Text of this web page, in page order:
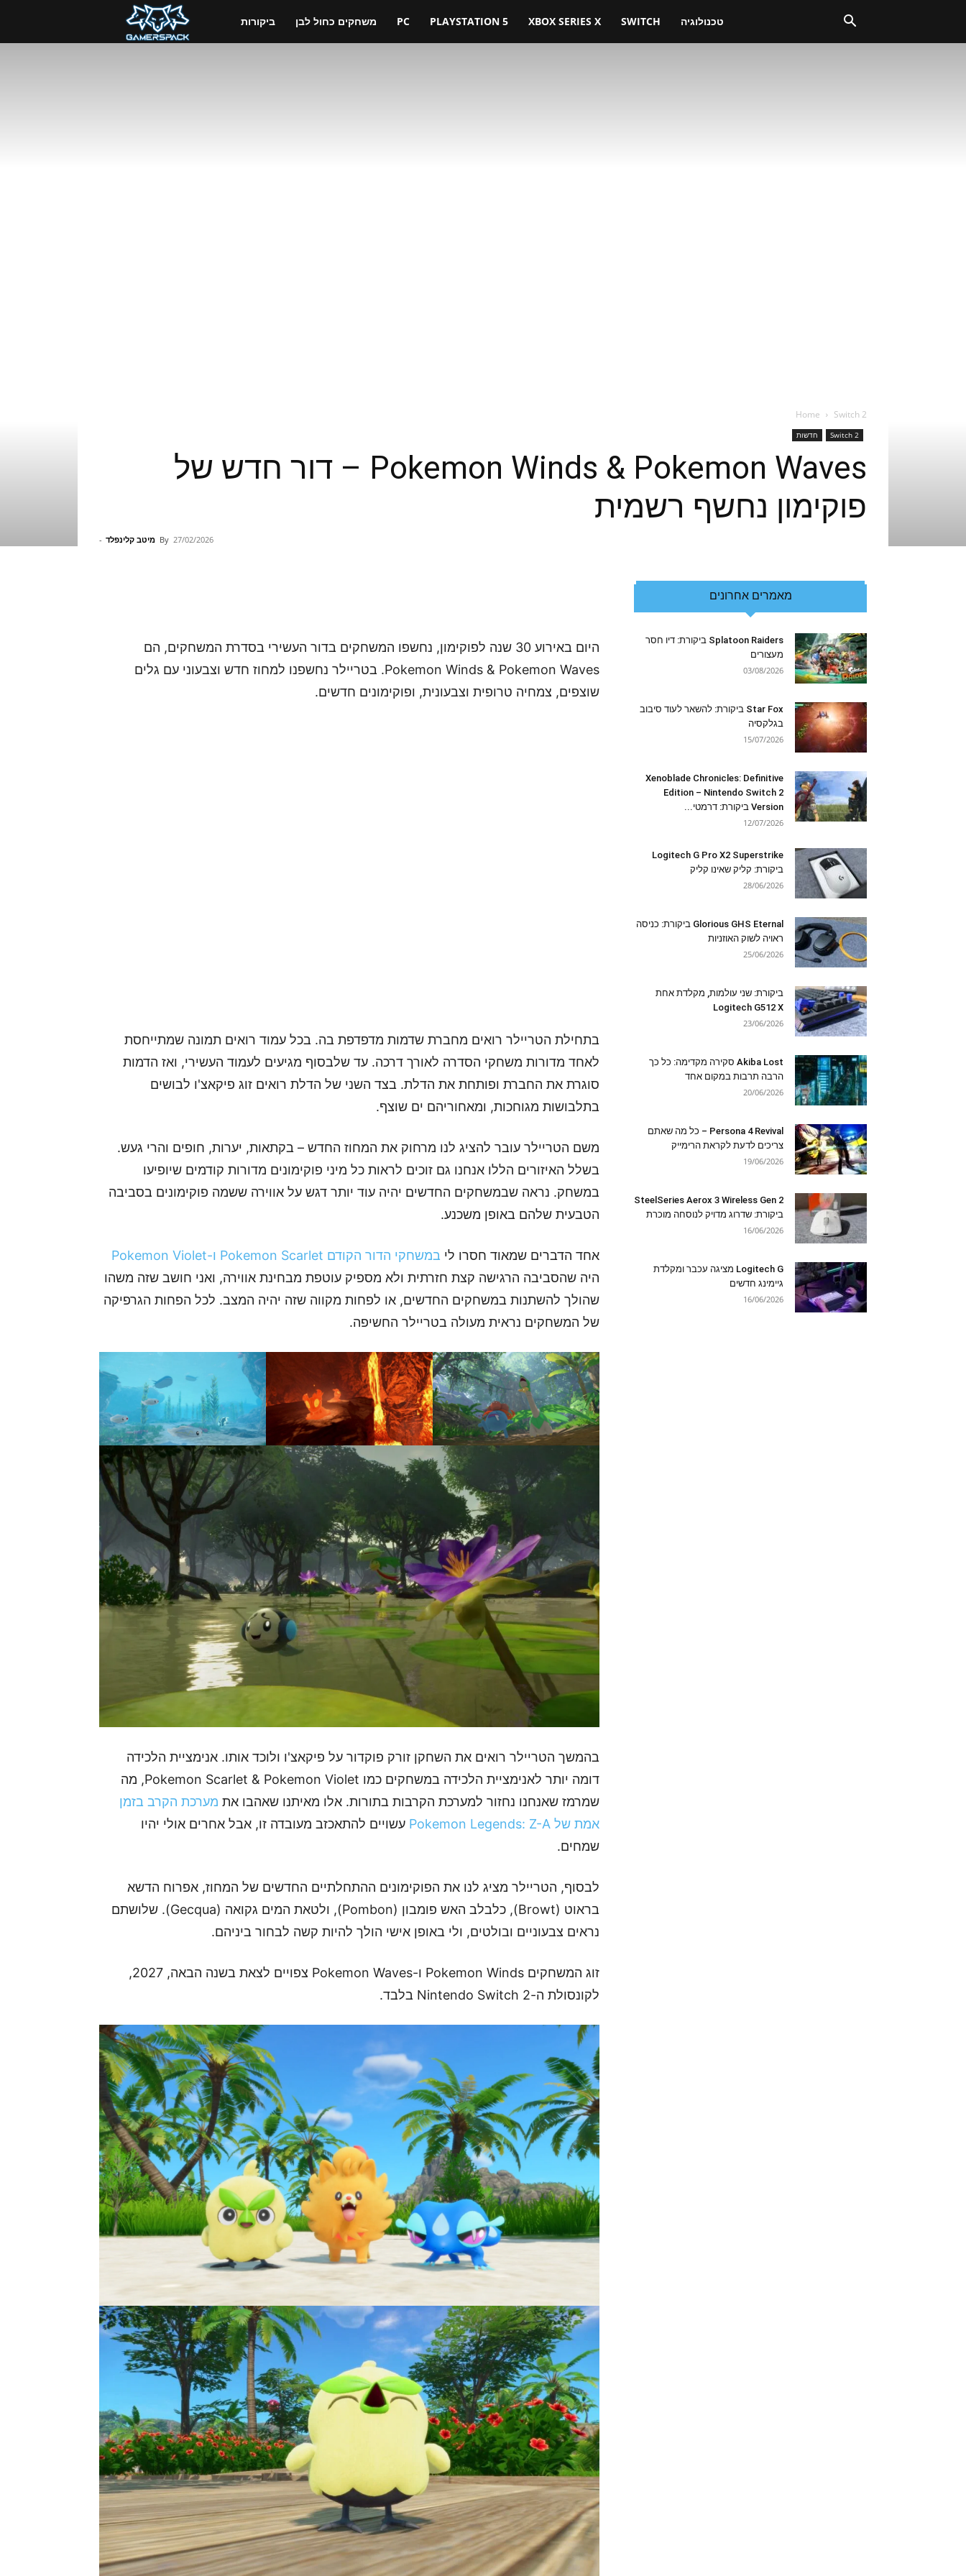
ביקורות משחקים כחול לבן PC PLAYSTATION 5 XBOX SERIES X SWITCH טכנולוגיה
Home Switch 2
Switch 2 חדשות
Pokemon Winds & Pokemon Waves – דור חדש של
פוקימון נחשף רשמית
By מיטב קלינפלד - 27/02/2026
היום באירוע 30 שנה לפוקימון, נחשפו המשחקים בדור העשירי בסדרת המשחקים, הם
Pokemon Winds & Pokemon Waves. בטריילר נחשפנו למחוז חדש וצבעוני עם גלים
שוצפים, צמחיה טרופית וצבעונית, ופוקימונים חדשים.
בתחילת הטריילר רואים מחברת שדמות מדפדפת בה. בכל עמוד רואים תמונה שמתייחסת
לאחד מדורות משחקי הסדרה לאורך דרכה. עד שלבסוף מגיעים לעמוד העשירי, ואז הדמות
סוגרת את החברת ופותחת את הדלת. בצד השני של הדלת רואים זוג פיקאצ'ו לבושים
בתלבושות מגוחכות, ומאחוריהם ים שוצף.
משם הטריילר עובר להציג לנו מרחוק את המחוז החדש – בקתאות, יערות, חופים והרי געש.
בשלל האיזורים הללו אנחנו גם זוכים לראות כל מיני פוקימונים מדורות קודמים שיופיעו
במשחק. נראה שבמשחקים החדשים יהיה עוד יותר דגש על אווירה ששמה פוקימונים בסביבה
הטבעית שלהם באופן משכנע.
אחד הדברים שמאוד חסרו לי במשחקי הדור הקודם Pokemon Scarlet ו-Pokemon Violet
היה שהסביבה הרגישה קצת חזרתית ולא מספיק עוטפת מבחינת אווירה, ואני חושב שזה משהו
שהולך להשתנות במשחקים החדשים, או לפחות מקווה שזה יהיה המצב. לכל הפחות הגרפיקה
של המשחקים נראית מעולה בטריילר החשיפה.
בהמשך הטריילר רואים את השחקן זורק פוקדור על פיקאצ'ו ולוכד אותו. אנימציית הלכידה
דומה יותר לאנימציית הלכידה במשחקים כמו Pokemon Scarlet & Pokemon Violet, מה
שמרמז שאנחנו נחזור למערכת הקרבות בתורות. אלו מאיתנו שאהבו את מערכת הקרב בזמן
אמת של Pokemon Legends: Z-A
עשויים להתאכזב מעובדה זו, אבל אחרים אולי יהיו
שמחים.
לבסוף, הטריילר מציג לנו את הפוקימונים ההתחלתיים החדשים של המחוז, אפרוח הדשא
בראוט (Browt), כלבלב האש פומבון (Pombon), ולטאת המים גקואה (Gecqua). שלושתם
נראים צבעוניים ובולטים, ולי באופן אישי הולך להיות קשה לבחור ביניהם.
זוג המשחקים Pokemon Winds ו-Pokemon Waves צפויים לצאת בשנה הבאה, 2027,
לקונסולת ה-Nintendo Switch 2 בלבד.
מאמרים אחרונים
Splatoon Raiders ביקורת: דיו חסר
מעצורים
03/08/2026
Star Fox ביקורת: להשאר לעוד סיבוב
בגלקסיה
15/07/2026
Xenoblade Chronicles: Definitive
Edition – Nintendo Switch 2
Version ביקורת: דרמטי...
12/07/2026
Logitech G Pro X2 Superstrike
ביקורת: קליק שאינו קליק
28/06/2026
Glorious GHS Eternal ביקורת: כניסה
ראויה לשוק האוזניות
25/06/2026
ביקורת: שני עולמות, מקלדת אחת
Logitech G512 X
23/06/2026
Akiba Lost סקירה מקדימה: כל כך
הרבה תרבות במקום אחד
20/06/2026
Persona 4 Revival – כל מה שאתם
צריכים לדעת לקראת הרימייק
19/06/2026
SteelSeries Aerox 3 Wireless Gen 2
ביקורת: שדרוג מדויק לנוסחה מוכרת
16/06/2026
Logitech G מציגה עכבר ומקלדת
גיימינג חדשים
16/06/2026